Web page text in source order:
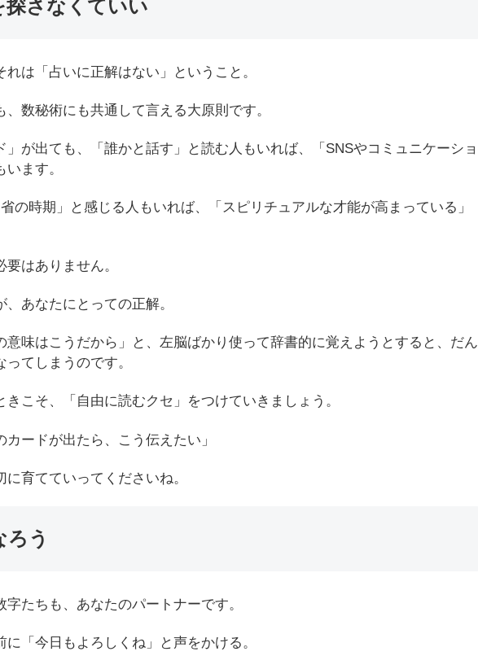
探さなくていい
は「占いに正解はない」ということ。
数秘術にも共通して言える大原則です。
」が出ても、「誰かと話す」と読む人もいれば、「SNSやコミュニケーショ
ます。
の時期」と感じる人もいれば、「スピリチュアルな才能が高まっている」
はありません。
あなたにとっての正解。
意味はこうだから」と、左脳ばかり使って辞書的に覚えようとすると、だん
てしまうのです。
こそ、「自由に読むクセ」をつけていきましょう。
カードが出たら、こう伝えたい」
育てていってくださいね。
ろう
たちも、あなたのパートナーです。
「今日もよろしくね」と声をかける。